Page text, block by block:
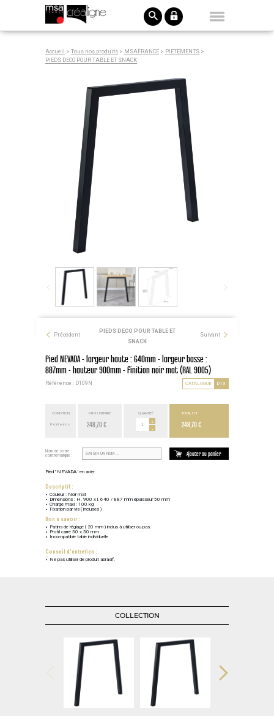
Accueil > Tous nos produits > MSAFRANCE > PIETEMENTS >
PIEDS DECO POUR TABLE ET SNACK
Précédent
PIEDS DECO POUR TABLE ET
SNACK
Suivant
Pied NEVADA - largeur haute : 640mm - largeur basse :
887mm - hauteur 900mm - finition noir mat (RAL 9005)
Référence : D109N CATALOGUE D13
CONDITION
Point euros
PRIX UNITAIRE
248,70 €
QUANTITÉ
+
-
TOTAL H.T.
248,70 €
Nom de votre
contremarque :
Ajouter au panier
Pied ' NEVADA ' en acier
Descriptif :
Couleur : Noir mat
Dimensions : H. 900 x l. 640 / 887 mm épaisseur 50 mm
Charge maxi : 100 kg
Fixation par vis ( incluses )
Bon à savoir :
Patins de réglage ( 20 mm ) inclus à utiliser ou pas.
Profil carré 50 x 50 mm
Incompatible table individuelle
Conseil d'entretien :
Ne pas utiliser de produit abrasif.
COLLECTION